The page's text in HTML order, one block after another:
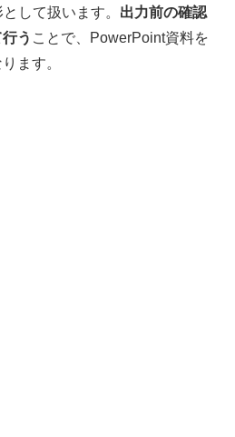
して扱います。 出力前の確認
う ことで、PowerPoint資料を
ます。